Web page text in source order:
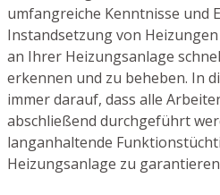
umfangreiche Kenntnisse und
Instandsetzung von
an Ihrer Heizungsanlage
erkennen und zu beheben. In
immer darauf, dass alle
abschließend durchgeführt
langanhaltende
Heizungsanlage zu